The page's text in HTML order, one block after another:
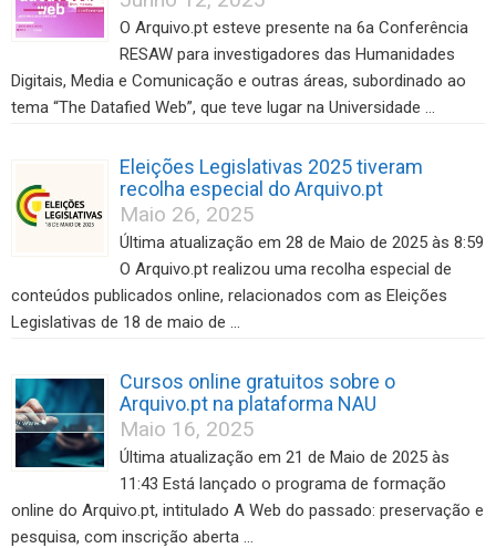
O Arquivo.pt esteve presente na 6a Conferência
RESAW para investigadores das Humanidades
Digitais, Media e Comunicação e outras áreas, subordinado ao
tema “The Datafied Web”, que teve lugar na Universidade …
Eleições Legislativas 2025 tiveram
recolha especial do Arquivo.pt
Maio 26, 2025
Última atualização em 28 de Maio de 2025 às 8:59
O Arquivo.pt realizou uma recolha especial de
conteúdos publicados online, relacionados com as Eleições
Legislativas de 18 de maio de …
Cursos online gratuitos sobre o
Arquivo.pt na plataforma NAU
Maio 16, 2025
Última atualização em 21 de Maio de 2025 às
11:43 Está lançado o programa de formação
online do Arquivo.pt, intitulado A Web do passado: preservação e
pesquisa, com inscrição aberta …